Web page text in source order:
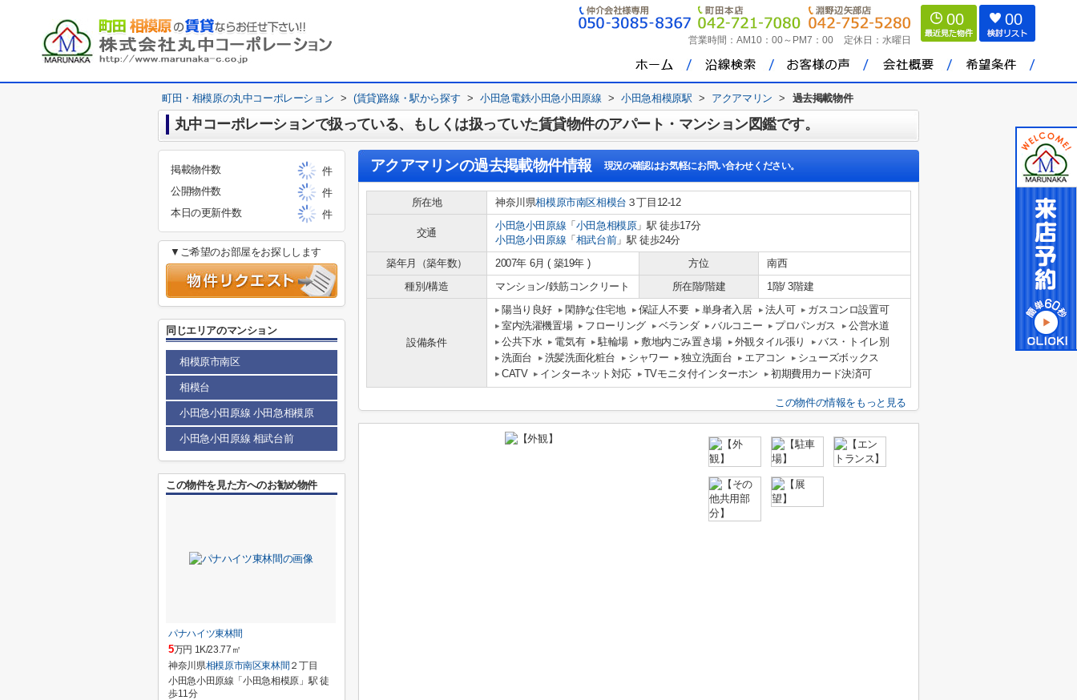
営業時間： AM10：00～PM7：00 定休日： 水曜日
00 00
町田・相模原の丸中コーポレーション > (賃貸)路線・駅から探す > 小田急電鉄小田急小田原線 > 小田急相模原駅 > アクアマリン > 過去掲載物件
丸中コーポレーションで扱っている、もしくは扱っていた賃貸物件のアパート・マンション図鑑です。
アクアマリンの過去掲載物件情報 現況の確認はお気軽にお問い合わせください。
所在地 神奈川県相模原市南区相模台 ３丁目12-12
交通
小田急小田原線 「 小田急相模原」駅 徒歩17分
小田急小田原線 「 相武台前」駅 徒歩24分
築年月（築年数）
2007年 6月 ( 築19年 ) 方位
南西
種別/構造
マンション/鉄筋コンクリート 所在階/階建 1階/ 3階建
設備条件
陽当り良好 閑静な住宅地 保証人不要 単身者入居 法人可
ガスコンロ設置可
室内洗濯機置場
フローリング ベランダ バルコニー プロパンガス
公営水道
公共下水
電気有 駐輪場 敷地内ごみ置き場 外観タイル張り
バス・トイレ別
洗面台
洗髪洗面化粧台 シャワー 独立洗面台 エアコン
シューズボックス
CATV
インターネット対応 TVモニタ付インターホン 初期費用カード決済可
この物件の情報をもっと見る
掲載物件数
件
公開物件数
件
本日の更新件数
件
▼ご希望のお部屋をお探しします
同じエリアのマンション
相模原市南区
相模台
小田急小田原線 小田急相模原
小田急小田原線 相武台前
この物件を見た方へのお勧め物件
パナハイツ東林間
5万円 1K/23.77㎡
神奈川県相模原市南区東林間 ２丁目
小田急小田原線「小田急相模原」駅 徒
歩11分